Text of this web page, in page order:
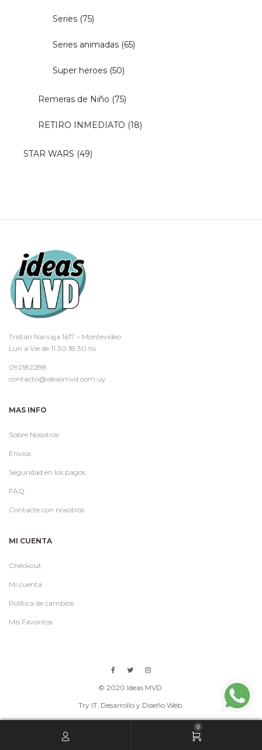
Series (75)
Series animadas (65)
Super heroes (50)
Remeras de Niño (75)
RETIRO INMEDIATO (18)
STAR WARS (49)
Tristán Narvaja 1617 – Montevideo
Lun a Vie de 11.30 18.30 hs
092182288
contacto@ideasmvd.com.uy
MAS INFO
Sobre Nosotros
Envíos
Seguridad en los pagos
FAQ
Contacte con nosotros
MI CUENTA
Checkout
Mi cuenta
Política de cambios
Mis Favoritos
© 2020 Ideas MVD.
Try IT , Desarrollo y Diseño Web.
0